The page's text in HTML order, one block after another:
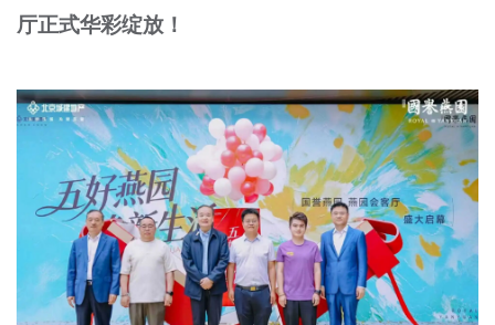
厅正式华彩绽放！